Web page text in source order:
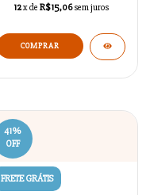
12x de R$15,06 sem juros
41%
OFF
FRETE GRÁTIS